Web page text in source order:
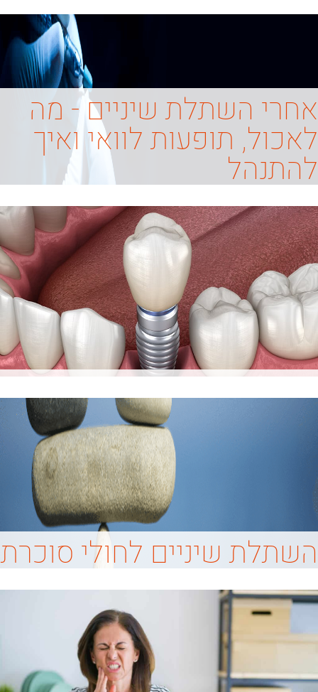
אחרי השתלת שיניים - מה
לאכול, תופעות לוואי ואיך
להתנהל
השתלת שיניים לחולי סוכרת